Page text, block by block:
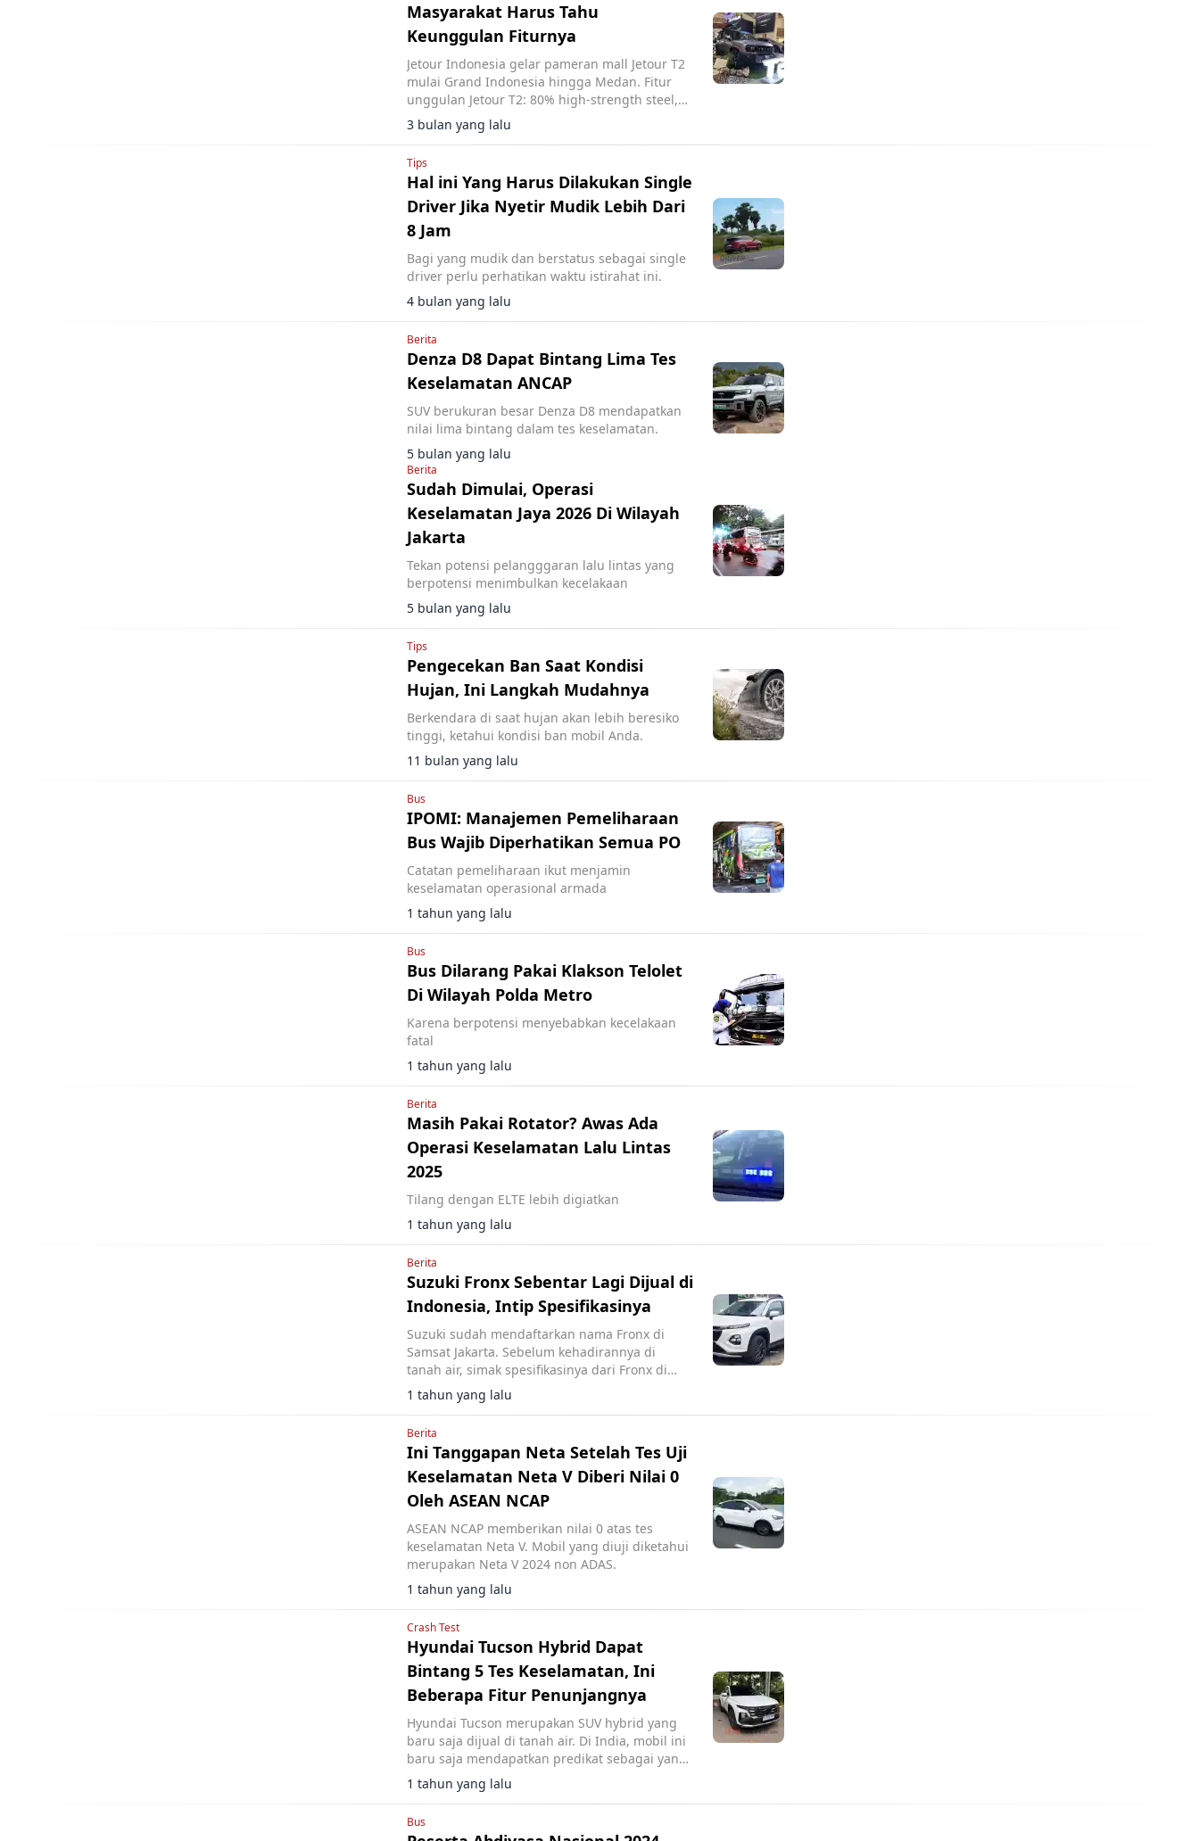
Masyarakat Harus Tahu
Keunggulan Fiturnya
Jetour Indonesia gelar pameran mall Jetour T2
mulai Grand Indonesia hingga Medan. Fitur
unggulan Jetour T2: 80% high-strength steel,
540° Surround Vision, ADAS Level 2.
3 bulan yang lalu
Tips
Hal ini Yang Harus Dilakukan Single
Driver Jika Nyetir Mudik Lebih Dari
8 Jam
Bagi yang mudik dan berstatus sebagai single
driver perlu perhatikan waktu istirahat ini.
4 bulan yang lalu
Berita
Denza D8 Dapat Bintang Lima Tes
Keselamatan ANCAP
SUV berukuran besar Denza D8 mendapatkan
nilai lima bintang dalam tes keselamatan.
5 bulan yang lalu
Berita
Sudah Dimulai, Operasi
Keselamatan Jaya 2026 Di Wilayah
Jakarta
Tekan potensi pelangggaran lalu lintas yang
berpotensi menimbulkan kecelakaan
5 bulan yang lalu
Tips
Pengecekan Ban Saat Kondisi
Hujan, Ini Langkah Mudahnya
Berkendara di saat hujan akan lebih beresiko
tinggi, ketahui kondisi ban mobil Anda.
11 bulan yang lalu
Bus
IPOMI: Manajemen Pemeliharaan
Bus Wajib Diperhatikan Semua PO
Catatan pemeliharaan ikut menjamin
keselamatan operasional armada
1 tahun yang lalu
Bus
Bus Dilarang Pakai Klakson Telolet
Di Wilayah Polda Metro
Karena berpotensi menyebabkan kecelakaan
fatal
1 tahun yang lalu
Berita
Masih Pakai Rotator? Awas Ada
Operasi Keselamatan Lalu Lintas
2025
Tilang dengan ELTE lebih digiatkan
1 tahun yang lalu
Berita
Suzuki Fronx Sebentar Lagi Dijual di
Indonesia, Intip Spesifikasinya
Suzuki sudah mendaftarkan nama Fronx di
Samsat Jakarta. Sebelum kehadirannya di
tanah air, simak spesifikasinya dari Fronx di
India.
1 tahun yang lalu
Berita
Ini Tanggapan Neta Setelah Tes Uji
Keselamatan Neta V Diberi Nilai 0
Oleh ASEAN NCAP
ASEAN NCAP memberikan nilai 0 atas tes
keselamatan Neta V. Mobil yang diuji diketahui
merupakan Neta V 2024 non ADAS.
1 tahun yang lalu
Crash Test
Hyundai Tucson Hybrid Dapat
Bintang 5 Tes Keselamatan, Ini
Beberapa Fitur Penunjangnya
Hyundai Tucson merupakan SUV hybrid yang
baru saja dijual di tanah air. Di India, mobil ini
baru saja mendapatkan predikat sebagai yang
teraman.
1 tahun yang lalu
Bus